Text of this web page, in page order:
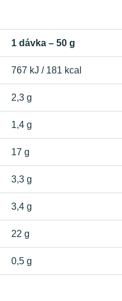
1 dávka – 50 g
767 kJ / 181 kcal
2,3 g
1,4 g
17 g
3,3 g
3,4 g
22 g
0,5 g